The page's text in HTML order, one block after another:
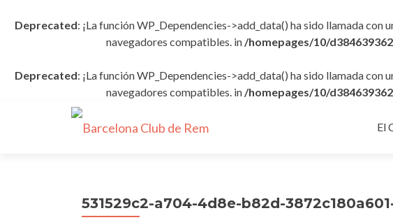
Deprecated: ¡La función WP_Dependencies->add_data() ha sido llamada con
navegadores compatibles. in /homepages/10/
Deprecated: ¡La función WP_Dependencies->add_data() ha sido llamada con
navegadores compatibles. in /homepages/10/
al
El
531529c2-a704-4d8e-b82d-